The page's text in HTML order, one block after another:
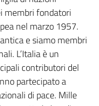
membri fondatori
nel marzo 1957.
e siamo membri
L’Italia è un
contributori del
partecipato a
di pace. Mille